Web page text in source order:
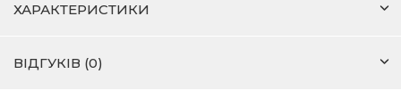
ХАРАКТЕРИСТИКИ
ВІДГУКІВ (0)